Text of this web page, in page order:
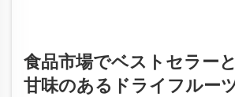
食品市場でベストセラー
甘味のあるドライフルー